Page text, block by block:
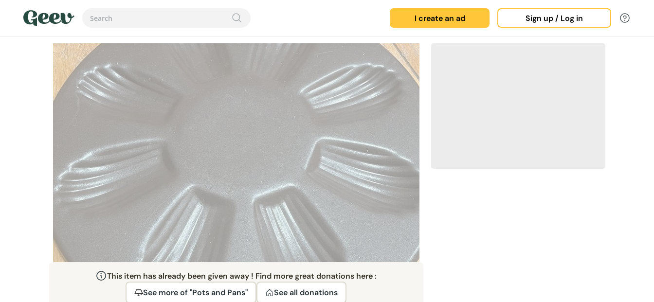
I create an ad Sign up / Log in
This item has already been given away ! Find more great donations here :
See more of "Pots and Pans"
See all donations